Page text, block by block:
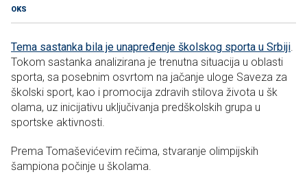
OKS
Tema sastanka bila je unapređenje školskog sporta u Srbiji
Tokom sastanka analizirana je trenutna situacija u oblasti
sporta, sa posebnim osvrtom na jačanje uloge Saveza za
školski sport, kao i promocija zdravih stilova života u šk
olama, uz inicijativu uključivanja predškolskih grupa u
sportske aktivnosti.
Prema Tomaševićevim rečima, stvaranje olimpijskih
šampiona počinje u školama.